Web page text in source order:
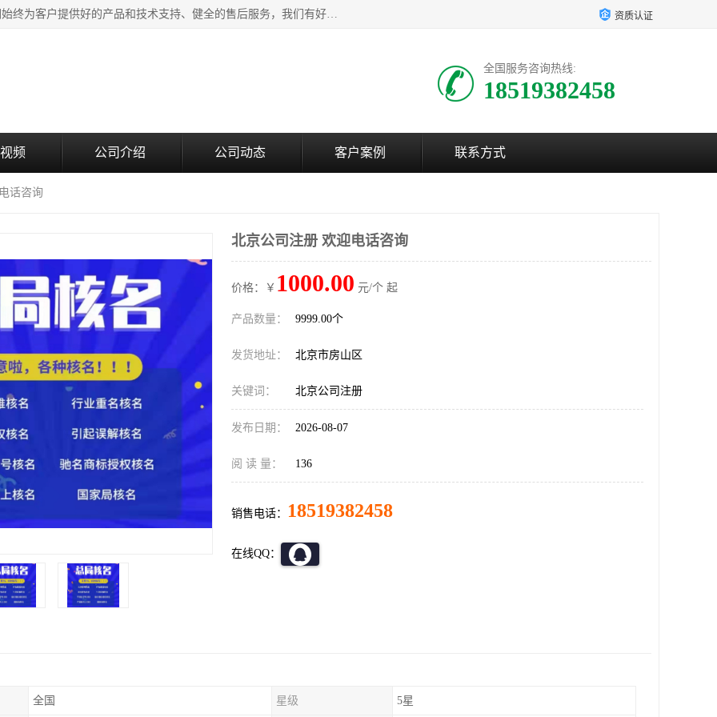
北京企铭星科技有限公司主要经营国家局疑难核名服务。我们始终为客户提供好的产品和技术支持、健全的售后服务，我们有好的产品和专业的销售和技术团队，我公司属于北京企业管理及投资咨询黄页行业，如果您对我公司的产品服务有兴趣，期待您在线留言或者来电咨询。 资质认证
全国服务咨询热线:
18519382458
频 公司介绍 公司动态 客户案例 联系方式
话咨询
北京公司注册 欢迎电话咨询
价格：￥ 1000.00 元/个 起
产品数量： 9999.00个
发货地址： 北京市房山区
关键词： 北京公司注册
发布日期： 2026-08-07
阅 读 量： 136
销售电话： 18519382458
在线QQ：
全国 星级 5星